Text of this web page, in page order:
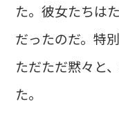
た。彼女たちは
だったのだ。特
ただただ黙々と
た。